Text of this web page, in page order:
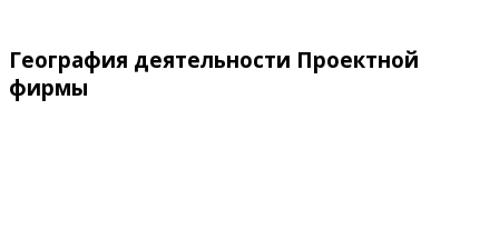
География деятельности Проектной
фирмы